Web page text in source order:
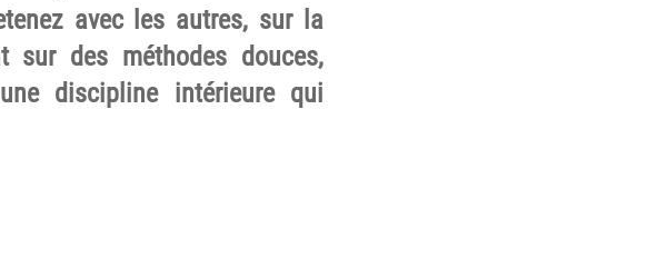
avec les autres, sur la
des méthodes douces,
discipline intérieure qui